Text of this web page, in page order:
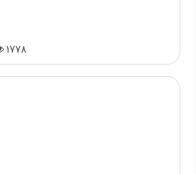
1778